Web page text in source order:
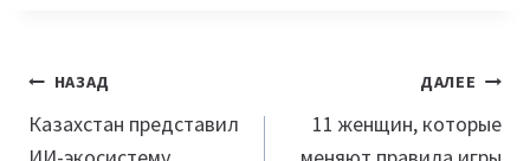
Навигация
по
НАЗАД
Казахстан представил
ДАЛЕЕ
11 женщин, которые